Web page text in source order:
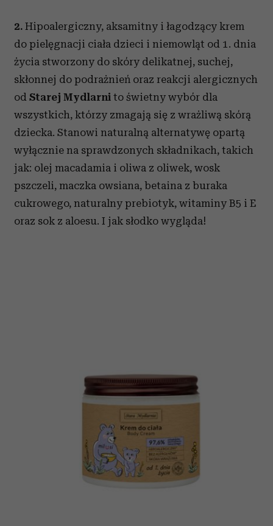
2. Hipoalergiczny, aksamitny i łagodzący krem
do pielęgnacji ciała dzieci i niemowląt od 1. dnia
życia stworzony do skóry delikatnej, suchej,
skłonnej do podrażnień oraz reakcji alergicznych
od Starej Mydlarni to świetny wybór dla
wszystkich, którzy zmagają się z wrażliwą skórą
dziecka. Stanowi naturalną alternatywę opartą
wyłącznie na sprawdzonych składnikach, takich
jak: olej macadamia i oliwa z oliwek, wosk
pszczeli, maczka owsiana, betaina z buraka
cukrowego, naturalny prebiotyk, witaminy B5 i E
oraz sok z aloesu. I jak słodko wygląda!